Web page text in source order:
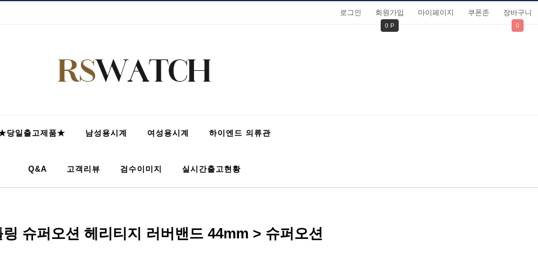
로그인 회원가입
0 P
마이페이지 쿠폰존 장바구니
0
당일출고제품★ 남성용시계 여성용시계 하이엔드 의류관
Q&A 고객리뷰 검수이미지 실시간출고현황
슈퍼오션 헤리티지 러버밴드 44mm > 슈퍼오션